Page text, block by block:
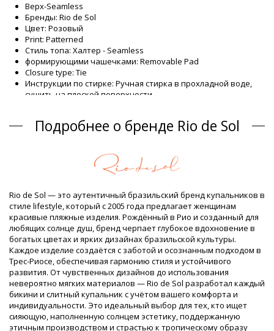
Верх-Seamless
Бренды: Rio de Sol
Цвет: Розовый
Print: Patterned
Стиль топа: Халтер - Seamless
формирующими чашечками: Removable Pad
Closure type: Tie
Инструкции по стирке: Ручная стирка в прохладной воде,
сушить на плоской поверхности
Верх Розовый Rio de Sol
Состав
Состав: 84% Polyamide, 16% Elastane - OEKO-TEX - Chlorine
Подкладка: 84% Polyamide, 16% Elastane - Oeko-Tex
UV Protection: UPF 50+
Информация о товаре
Отдел: ЖЕНЩИНЫ, Верх
Упаковка включает: 1 x Верх (Другие аксессуары не
включены)
HS CODE: 6112.41.0010
SKU: 1981121409
EAN: XS (7899810305657), S (7899810305664), M (7899810305671),
L (7899810305688), XL (7899810305695)
Вес: 55g / 0.12lb / 1.94oz
Принт не точный и может отличаться в зависимости от
Подробнее о бренде Rio de Sol
Rio de Sol — это аутентичный бразильский бренд купальников в
стиле lifestyle, который с 2005 года предлагает женщинам
красивые пляжные изделия. Рождённый в Рио и созданный для
любящих солнце душ, бренд черпает глубокое вдохновение в
богатых цветах и ярких дизайнах бразильской культуры.
Каждое изделие создаётся с заботой и осознанным подходом в
Трес-Риосе, обеспечивая гармонию стиля и устойчивого
развития. От чувственных дизайнов до использования
невероятно мягких материалов — Rio de Sol разработал каждый
бикини и слитный купальник с учётом вашего комфорта и
индивидуальности. Это идеальный выбор для тех, кто ищет
сияющую, наполненную солнцем эстетику, поддержанную
этичным производством и страстью к тропическому образу